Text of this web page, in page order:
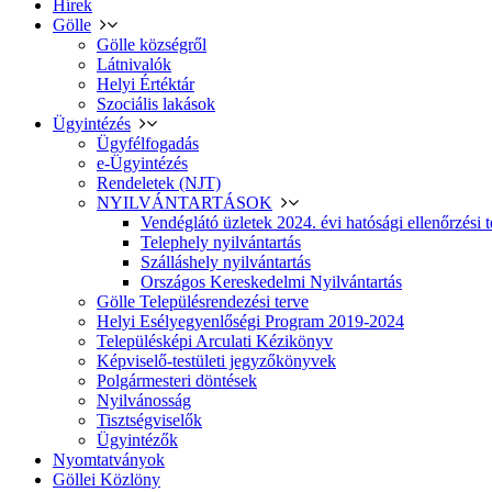
Hírek
Gölle
Gölle községről
Látnivalók
Helyi Értéktár
Szociális lakások
Ügyintézés
Ügyfélfogadás
e-Ügyintézés
Rendeletek (NJT)
NYILVÁNTARTÁSOK
Vendéglátó üzletek 2024. évi hatósági ellenőrzési
Telephely nyilvántartás
Szálláshely nyilvántartás
Országos Kereskedelmi Nyilvántartás
Gölle Településrendezési terve
Helyi Esélyegyenlőségi Program 2019-2024
Településképi Arculati Kézikönyv
Képviselő-testületi jegyzőkönyvek
Polgármesteri döntések
Nyilvánosság
Tisztségviselők
Ügyintézők
Nyomtatványok
Göllei Közlöny